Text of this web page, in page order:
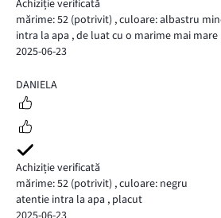
Achiziție verificată
mărime: 52 (potrivit) ,culoare: albastru
intra la apa , de luat cu o marime mai mare
2025-06-23
4
DANIELA
Achiziție verificată
mărime: 52 (potrivit) ,culoare: negru
atentie intra la apa , placut